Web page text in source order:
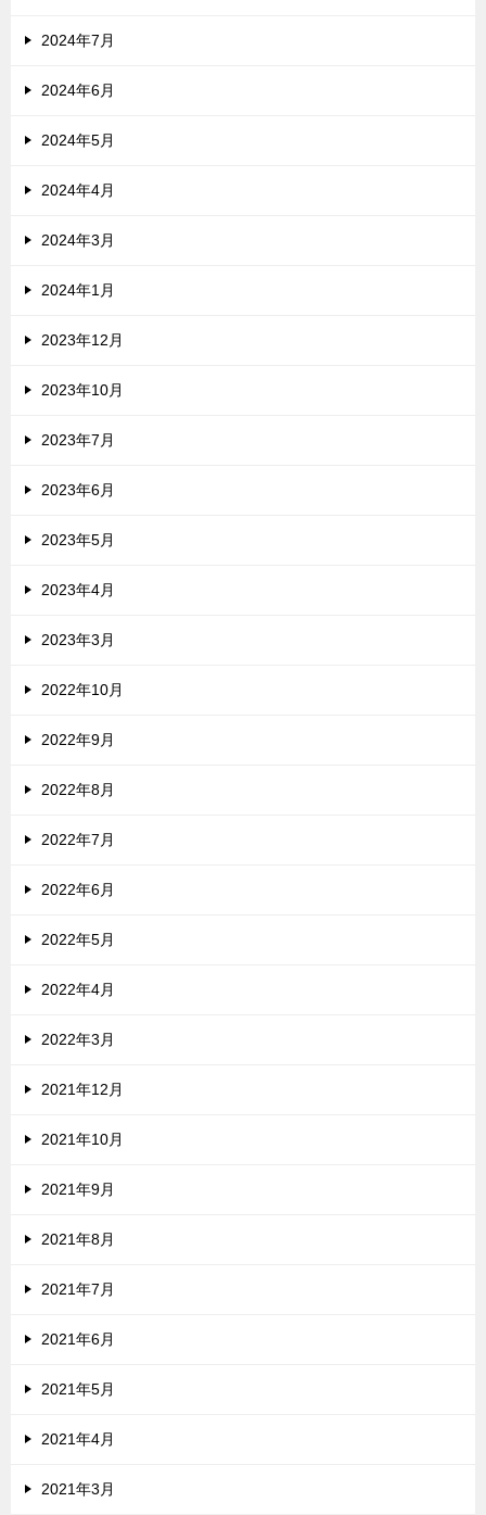
2024年7月
2024年6月
2024年5月
2024年4月
2024年3月
2024年1月
2023年12月
2023年10月
2023年7月
2023年6月
2023年5月
2023年4月
2023年3月
2022年10月
2022年9月
2022年8月
2022年7月
2022年6月
2022年5月
2022年4月
2022年3月
2021年12月
2021年10月
2021年9月
2021年8月
2021年7月
2021年6月
2021年5月
2021年4月
2021年3月